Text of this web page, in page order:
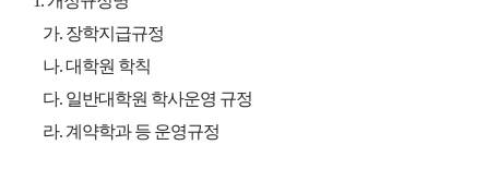
가. 장학지급규정
나. 대학원 학칙
다. 일반대학원 학사운영 규정
라. 계약학과 등 운영규정